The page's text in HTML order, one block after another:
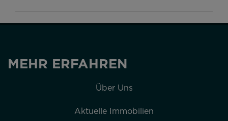
MEHR ERFAHREN
Über Uns
Aktuelle Immobilien